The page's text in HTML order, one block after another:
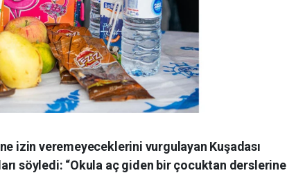
izin veremeyeceklerini vurgulayan Kuşadası
söyledi: “Okula aç giden bir çocuktan derslerine